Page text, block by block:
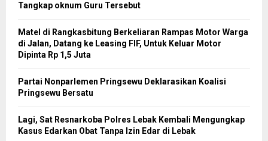
Tangkap oknum Guru Tersebut
Matel di Rangkasbitung Berkeliaran Rampas Motor Warga
di Jalan, Datang ke Leasing FIF, Untuk Keluar Motor
Dipinta Rp 1,5 Juta
Partai Nonparlemen Pringsewu Deklarasikan Koalisi
Pringsewu Bersatu
Lagi, Sat Resnarkoba Polres Lebak Kembali Mengungkap
Kasus Edarkan Obat Tanpa Izin Edar di Lebak